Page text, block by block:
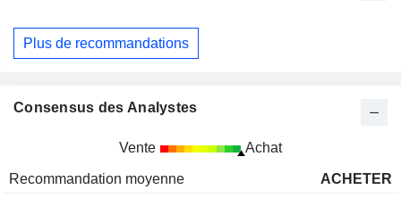
Plus de recommandations
Consensus des Analystes
Vente Achat
Recommandation moyenne
ACHETER